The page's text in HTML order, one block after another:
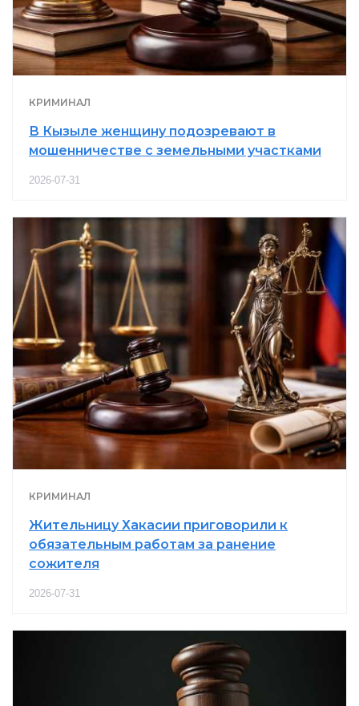
КРИМИНАЛ
В Кызыле женщину подозревают в
мошенничестве с земельными участками
2026-07-31
КРИМИНАЛ
Жительницу Хакасии приговорили к
обязательным работам за ранение
сожителя
2026-07-31